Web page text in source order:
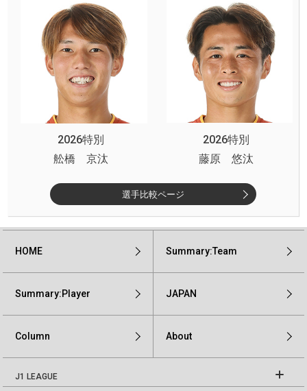
2026特別
2026特別
舩橋 京汰
藤原 悠汰
選手比較ページ
HOME Summary:Team
Summary:Player JAPAN
Column About
J1 LEAGUE